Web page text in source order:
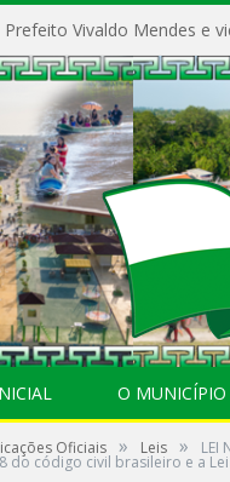
O MUNICÍPIO
Oficiais » Leis » LEI
código civil brasileiro e a